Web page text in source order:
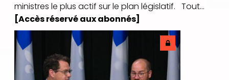
ministres le plus actif sur le plan législatif. Tout...
[Accès réservé aux abonnés]